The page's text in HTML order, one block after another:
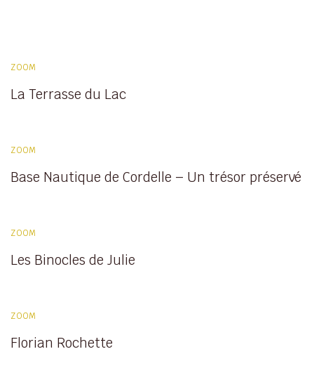
ZOOM
La Terrasse du Lac
ZOOM
Base Nautique de Cordelle – Un trésor préservé
ZOOM
Les Binocles de Julie
ZOOM
Florian Rochette